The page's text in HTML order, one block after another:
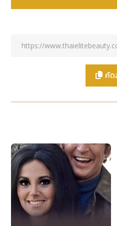
การสร้างคอลลาเจนเพื่อสุขภ
: อุดมไปด้วยวิตา
อนุมูลอิสระ ช่วยเพิ่มประสิท
การสร้างเนื้อเยื่อใหม่ในผิว ช
* สารสกัดจากผลคามู ค
Extract): ได้รับการย
ธรรมชาติที่สูงมาก โดยให้วิ
เท่า! ช่วยเสริมภูมิคุ้มกันอ
รุนแรงของโรคหวัด มีฤทธิ์
อักเสบ ลดความเสี่ยงโรคหัว
ไปด้วยโพแทสเซียม แคโร
วิตามินซี
คัด